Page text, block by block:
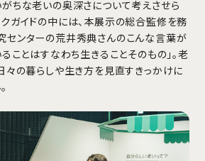
ちな老いの奥深さについて考えさせら
ガイドの中には、本展示の総合監修を務
ンターの荒井秀典さんのこんな言葉が
ことはすなわち生きることそのもの」。老
々の暮らしや生き方を見直すきっかけに